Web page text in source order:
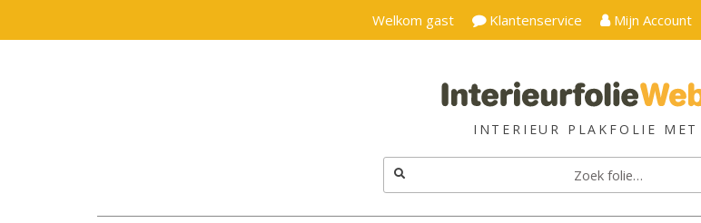
Welkom gast Klantenservice Mijn Account
Zoeken
naar: